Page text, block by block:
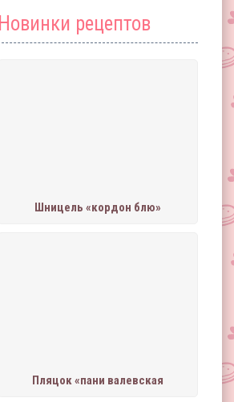
Новинки рецептов
Шницель «кордон блю»
Пляцок «пани валевская